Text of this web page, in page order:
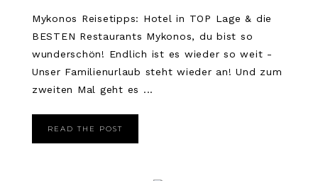
Mykonos Reisetipps: Hotel in TOP Lage & die
BESTEN Restaurants Mykonos, du bist so
wunderschön! Endlich ist es wieder so weit -
Unser Familienurlaub steht wieder an! Und zum
zweiten Mal geht es ...
READ THE POST